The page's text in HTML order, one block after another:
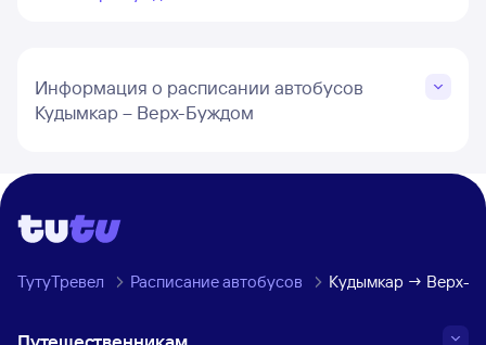
Информация о расписании автобусов
Кудымкар – Верх-Буждом
ТутуТревел Расписание автобусов Кудымкар → Верх-